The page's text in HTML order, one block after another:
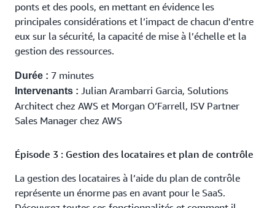
ponts et des pools, en mettant en évidence les
principales considérations et l’impact de chacun d’entre
eux sur la sécurité, la capacité de mise à l’échelle et la
gestion des ressources.
Durée : 7 minutes
Intervenants : Julian Arambarri Garcia, Solutions
Architect chez AWS et Morgan O’Farrell, ISV Partner
Sales Manager chez AWS
Épisode 3 : Gestion des locataires et plan de contrôle
La gestion des locataires à l’aide du plan de contrôle
représente un énorme pas en avant pour le SaaS.